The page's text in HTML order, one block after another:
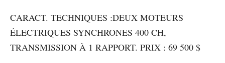
CARACT. TECHNIQUES :DEUX MOTEURS
ÉLECTRIQUES SYNCHRONES 400 CH,
TRANSMISSION À 1 RAPPORT. PRIX : 69 500 $